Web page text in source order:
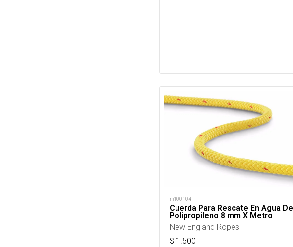
m100104
Cuerda Para Rescate En Agua De
Polipropileno 8 mm X Metro
New England Ropes
$ 1.500